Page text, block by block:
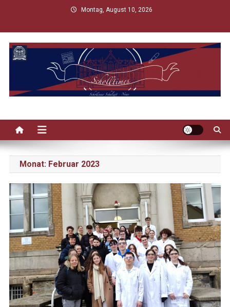
content
Montag, August 10, 2026
Monat: Februar 2023